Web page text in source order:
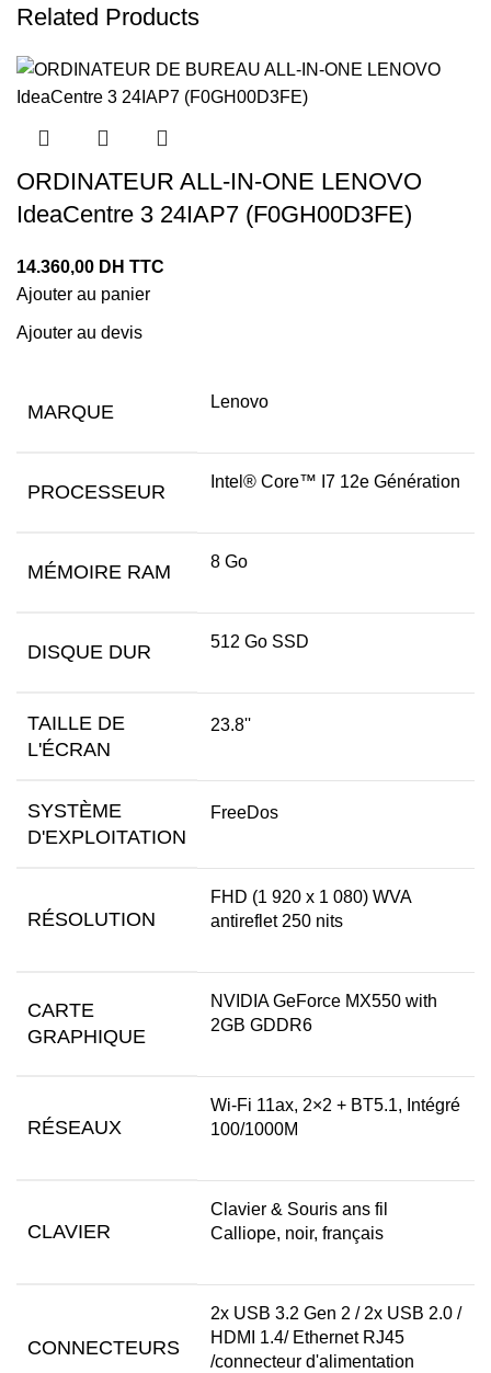
Related Products
ORDINATEUR ALL-IN-ONE LENOVO
IdeaCentre 3 24IAP7 (F0GH00D3FE)
14.360,00 DH TTC
Ajouter au panier
Ajouter au devis
MARQUE Lenovo
PROCESSEUR Intel® Core™ I7 12e Génération
MÉMOIRE RAM 8 Go
DISQUE DUR 512 Go SSD
TAILLE DE
L'ÉCRAN
23.8''
SYSTÈME
D'EXPLOITATION
FreeDos
RÉSOLUTION
FHD (1 920 x 1 080) WVA
antireflet 250 nits
CARTE
GRAPHIQUE
NVIDIA GeForce MX550 with
2GB GDDR6
RÉSEAUX
Wi-Fi 11ax, 2×2 + BT5.1, Intégré
100/1000M
CLAVIER
Clavier & Souris ans fil
Calliope, noir, français
CONNECTEURS
2x USB 3.2 Gen 2 / 2x USB 2.0 /
HDMI 1.4/ Ethernet RJ45
/connecteur d'alimentation